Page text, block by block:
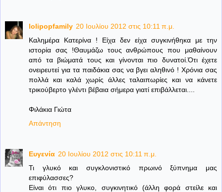
lolipopfamily 20 Ιουλίου 2012 στις 10:11 π.μ.
Καλημέρα Κατερίνα ! Είχα δεν είχα συγκινήθηκα με την
ιστορία σας !Θαυμάζω τους ανθρώπους που μαθαίνουν
από τα βιώματά τους και γίνονται πιο δυνατοί.Ότι έχετε
ονειρευτεί για τα παιδάκια σας να βγει αληθινό ! Χρόνια σας
πολλά και καλά χωρίς άλλες ταλαιπωρίες και να κάνετε
τρικούβερτο γλέντι βέβαια σήμερα γιατί επιβάλλεται....
Φιλάκια Γιώτα
Απάντηση
Ευγενία 20 Ιουλίου 2012 στις 10:11 π.μ.
Τι γλυκό και συγκλονιστικό πρωινό ξύπνημα μας
επιφύλασσες?
Είναι ότι πιο γλυκο, συγκινητικό (άλλη φορά στείλε και